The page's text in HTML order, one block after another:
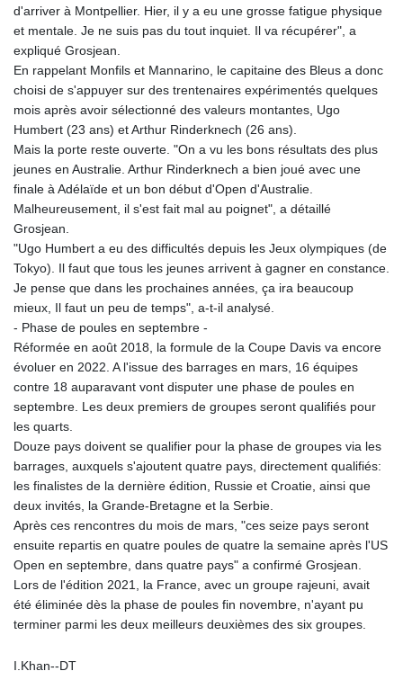
LAK 26074.844302
LKR 387.641311
LRD 208.303681
LTL 3.408332
MAD 10.767203
MDL 20.079427
MKD 61.52518
MMK 2423.376627
MNT 4150.658845
MOP 9.324769
MUR 54.182173
MVR 17.833786
MWK 2001.034568
MXN 19.905129
MZN 73.770814
NAD 18.823025
NGN 1573.04937
NIO 42.466857
NOK 11.000254
NPR 175.719473
NZD 1.961533
OMR 0.443831
d'arriver à Montpellier. Hier, il y a eu une grosse fatigue physique
et mentale. Je ne suis pas du tout inquiet. Il va récupérer", a
expliqué Grosjean.
En rappelant Monfils et Mannarino, le capitaine des Bleus a donc
choisi de s'appuyer sur des trentenaires expérimentés quelques
mois après avoir sélectionné des valeurs montantes, Ugo
Humbert (23 ans) et Arthur Rinderknech (26 ans).
Mais la porte reste ouverte. "On a vu les bons résultats des plus
jeunes en Australie. Arthur Rinderknech a bien joué avec une
finale à Adélaïde et un bon début d'Open d'Australie.
Malheureusement, il s'est fait mal au poignet", a détaillé
Grosjean.
"Ugo Humbert a eu des difficultés depuis les Jeux olympiques (de
Tokyo). Il faut que tous les jeunes arrivent à gagner en constance.
Je pense que dans les prochaines années, ça ira beaucoup
mieux, Il faut un peu de temps", a-t-il analysé.
- Phase de poules en septembre -
Réformée en août 2018, la formule de la Coupe Davis va encore
évoluer en 2022. A l'issue des barrages en mars, 16 équipes
contre 18 auparavant vont disputer une phase de poules en
septembre. Les deux premiers de groupes seront qualifiés pour
les quarts.
Douze pays doivent se qualifier pour la phase de groupes via les
barrages, auxquels s'ajoutent quatre pays, directement qualifiés:
les finalistes de la dernière édition, Russie et Croatie, ainsi que
deux invités, la Grande-Bretagne et la Serbie.
Après ces rencontres du mois de mars, "ces seize pays seront
ensuite repartis en quatre poules de quatre la semaine après l'US
Open en septembre, dans quatre pays" a confirmé Grosjean.
Lors de l'édition 2021, la France, avec un groupe rajeuni, avait
été éliminée dès la phase de poules fin novembre, n'ayant pu
terminer parmi les deux meilleurs deuxièmes des six groupes.
I.Khan--DT